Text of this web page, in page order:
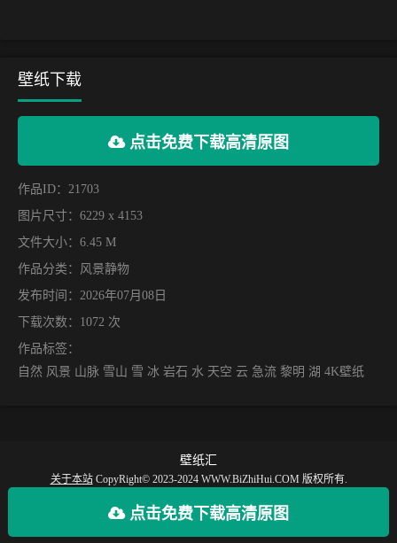
点击免费下载高清原图
壁纸下载
点击免费下载高清原图
作品ID：21703
图片尺寸：6229 x 4153
文件大小：6.45 M
作品分类： 风景静物
发布时间：2026年07月08日
下载次数：1072 次
作品标签：
自然 风景 山脉 雪山 雪 冰 岩石 水 天空 云 急流 黎明 湖 4K壁纸
壁纸汇
关于本站CopyRight© 2023-2024 WWW.BiZhiHui.COM 版权所有.
【壁纸汇】提供丰富的手机壁纸，电脑壁纸、动漫壁纸、电脑桌面、手机全屏壁
纸等最新款、火爆、好看的高清4K、超清8K壁纸图片免费下载。